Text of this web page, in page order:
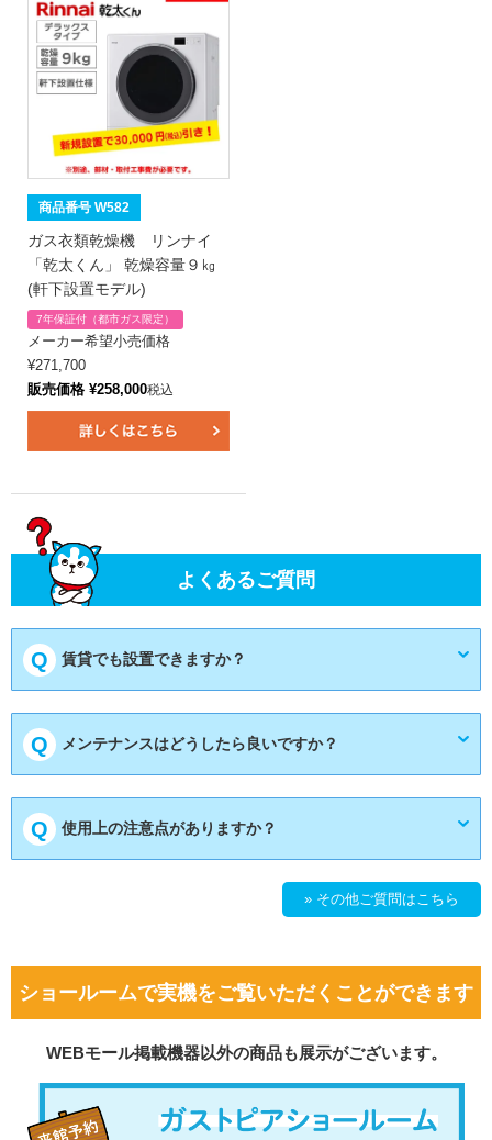
商品番号 W582
ガス衣類乾燥機 リンナイ
「乾太くん」 乾燥容量９㎏
(軒下設置モデル)
7年保証付（都市ガス限定）
メーカー希望小売価格
¥271,700
販売価格 ¥258,000税込
よくあるご質問
賃貸でも設置できますか？
メンテナンスはどうしたら良いですか？
使用上の注意点がありますか？
» その他ご質問はこちら
ショールームで実機をご覧いただくことができます
WEBモール掲載機器以外の商品も展示がございます。